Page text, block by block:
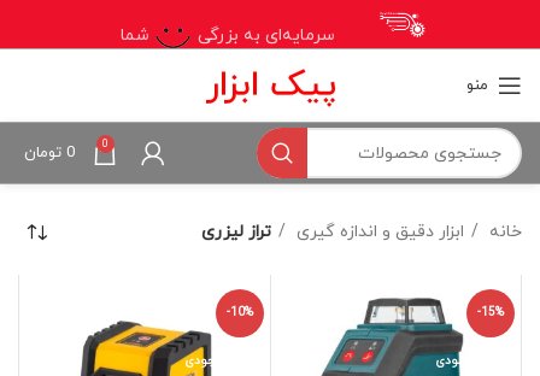
سرمایه‌ای به بزرگی شما
منو
0
0 تومان
خانه ابزار دقیق و اندازه گیری تراز لیزری
-15%
اتمام موجودی
-10%
اتمام موجودی